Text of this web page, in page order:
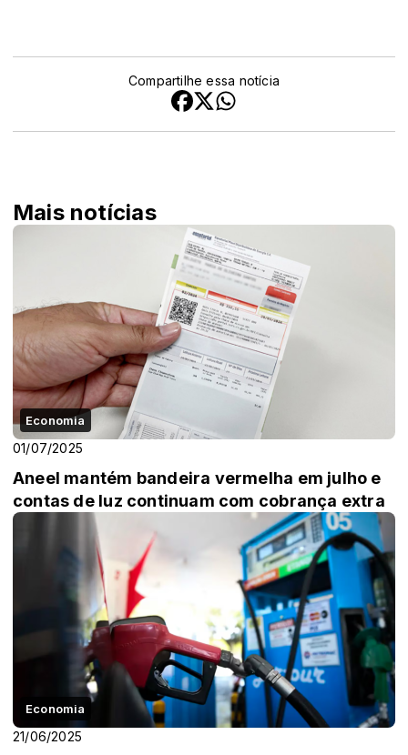
Compartilhe essa notícia
Mais notícias
Economia
01/07/2025
Aneel mantém bandeira vermelha em julho e
contas de luz continuam com cobrança extra
Economia
21/06/2025